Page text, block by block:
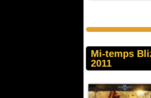
Mi-temps
2011